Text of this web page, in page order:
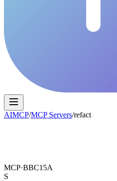
AIMCP/MCP Servers/refact
MCP·BBC15A
S